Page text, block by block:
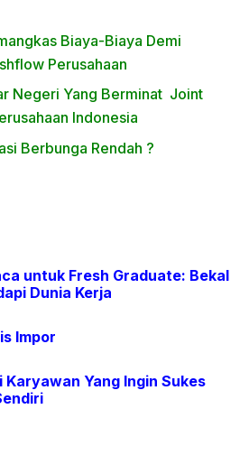
Biaya-Biaya Demi
Perusahaan
Negeri Yang Berminat Joint
Indonesia
Berbunga Rendah ?
untuk Fresh Graduate: Bekal
Dunia Kerja
Impor
Karyawan Yang Ingin Sukes